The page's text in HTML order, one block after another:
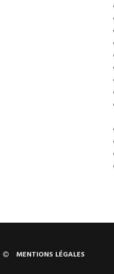
MENTIONS LÉGALES